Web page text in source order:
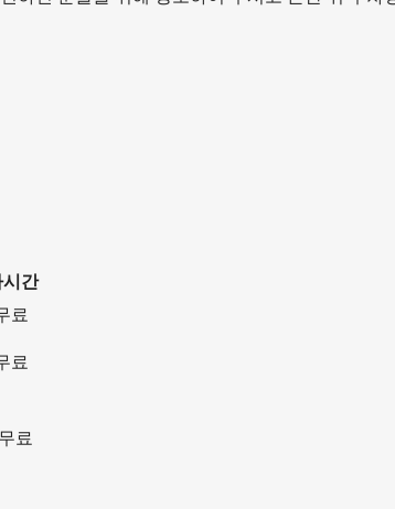
시간
료
료
료